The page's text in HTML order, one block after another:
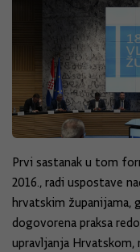
Prvi sastanak u tom
2016., radi uspostave
hrvatskim županijama,
dogovorena praksa
upravljanja